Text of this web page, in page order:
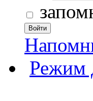
Войти
Режим